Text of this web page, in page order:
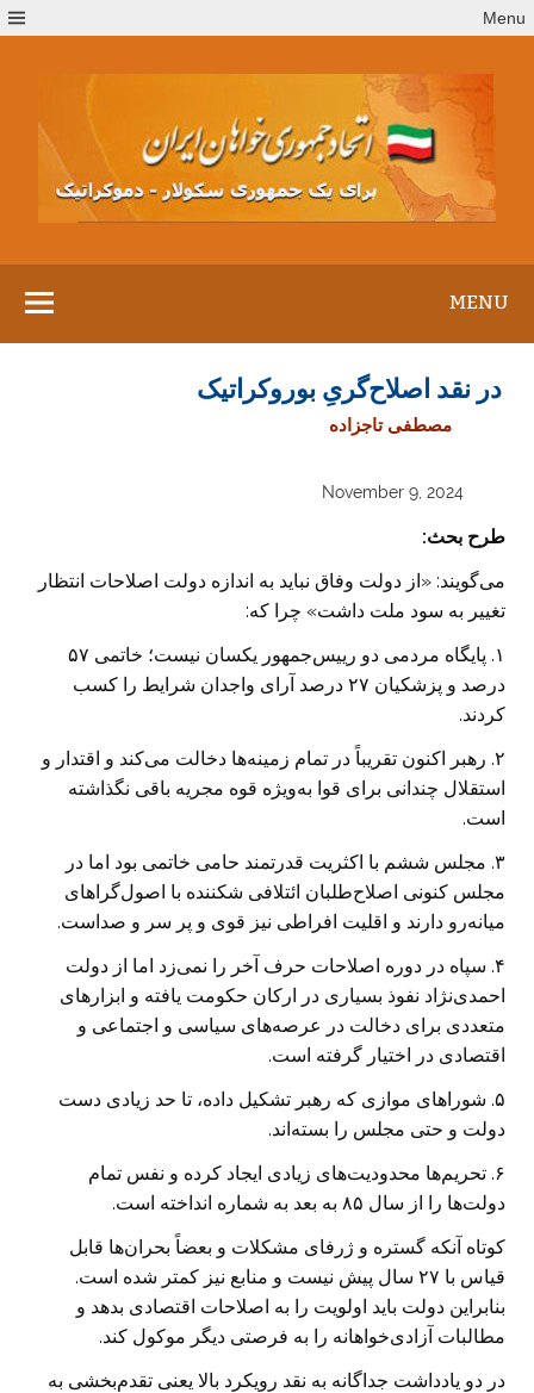
to
Menu
MENU
در نقد اصلاح‌گریِ بوروکراتیک
مصطفی تاجزاده
November 9, 2024
طرح بحث:
می‌گویند: «از دولت وفاق نباید به اندازه دولت اصلاحات انتظار
تغییر به سود ملت داشت» چرا که:
۱. پایگاه مردمی دو رییس‌جمهور یکسان نیست؛ خاتمی ۵۷
درصد و پزشکیان ۲۷ درصد آرای واجدان شرایط را کسب
کردند.
۲. رهبر اکنون تقریباً در تمام زمینه‌ها دخالت می‌کند و اقتدار و
استقلال چندانی برای قوا به‌ویژه قوه مجریه باقی نگذاشته
است.
۳. مجلس ششم با اکثریت قدرتمند حامی خاتمی بود اما در
مجلس کنونی اصلاح‌طلبان ائتلافی شکننده با اصول‌گراهای
میانه‌رو دارند و اقلیت افراطی نیز قوی و پر سر و صداست.
۴. سپاه در دوره اصلاحات حرف آخر را نمی‌زد اما از دولت
احمدی‌نژاد نفوذ بسیاری در ارکان حکومت یافته و ابزارهای
متعددی برای دخالت در عرصه‌های سیاسی و اجتماعی و
اقتصادی در اختیار گرفته است.
۵. شوراهای موازی که رهبر تشکیل داده، تا حد زیادی دست
دولت و حتی مجلس را بسته‌اند.
۶. تحریم‌ها محدودیت‌های زیادی ایجاد کرده و نفس تمام
دولت‌ها را از سال ۸۵ به بعد به شماره انداخته‌ است.
کوتاه آنکه گستره و ژرفای مشکلات و بعضاً بحران‌ها قابل
قیاس با ۲۷ سال پیش نیست و منابع نیز کمتر شده است.
بنابراین دولت باید اولویت را به اصلاحات اقتصادی بدهد و
مطالبات آزادی‌خواهانه را به فرصتی دیگر موکول کند.
در دو یادداشت جداگانه به نقد رویکرد بالا یعنی تقدم‌بخشی به